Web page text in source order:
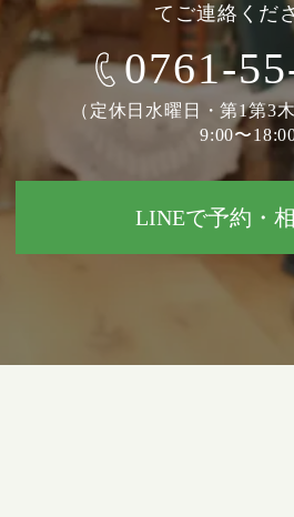
てご連絡くだ
0761-
（定休日水曜日・第1第3
9:00〜
LINEで予約・